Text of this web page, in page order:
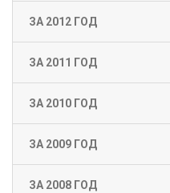
ЗА 2012 ГОД
ЗА 2011 ГОД
ЗА 2010 ГОД
ЗА 2009 ГОД
ЗА 2008 ГОД